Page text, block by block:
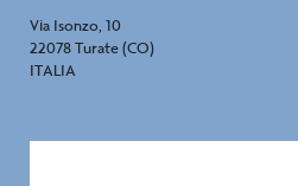
Via Isonzo, 10
22078 Turate (CO)
ITALIA